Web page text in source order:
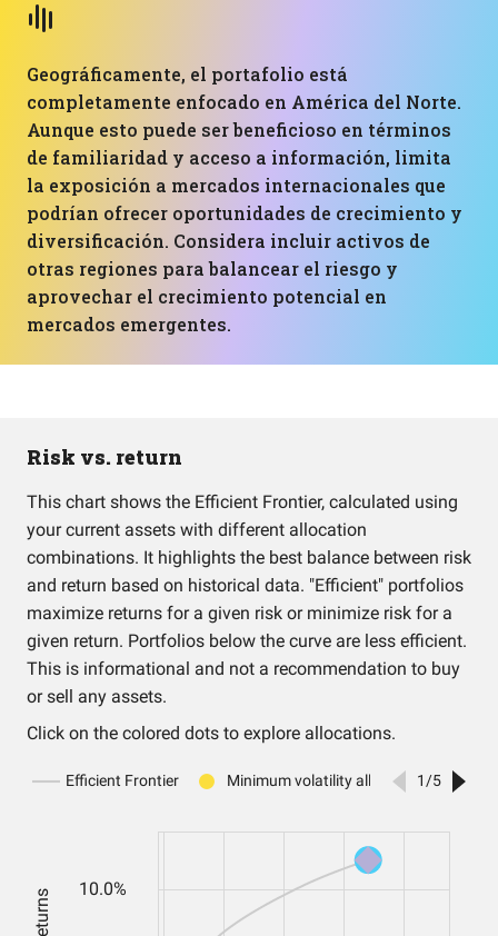
Geográficamente, el portafolio está
completamente enfocado en América del Norte.
Aunque esto puede ser beneficioso en términos
de familiaridad y acceso a información, limita
la exposición a mercados internacionales que
podrían ofrecer oportunidades de crecimiento y
diversificación. Considera incluir activos de
otras regiones para balancear el riesgo y
aprovechar el crecimiento potencial en
mercados emergentes.
Risk vs. return
This chart shows the Efficient Frontier, calculated using
your current assets with different allocation
combinations. It highlights the best balance between risk
and return based on historical data. "Efficient" portfolios
maximize returns for a given risk or minimize risk for a
given return. Portfolios below the curve are less efficient.
This is informational and not a recommendation to buy
or sell any assets.
Click on the colored dots to explore allocations.